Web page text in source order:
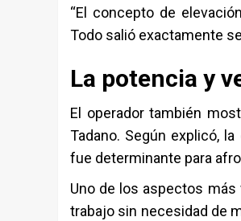
“El concepto de
Todo salió exactamente
La potencia y
El operador también
Tadano. Según explicó,
fue determinante para
Uno de los aspectos
trabajo sin necesidad de